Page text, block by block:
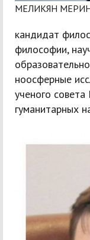
МЕЛИКЯН
кандидат
философии,
ноосферные
ученого
гуманитарных